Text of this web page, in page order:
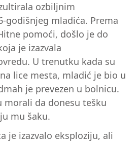
ozbiljnim
godišnjeg mladića. Prema
pomoći, došlo je do
je izazvala
U trenutku kada su
lice mesta, mladić je bio u
je prevezen u bolnicu.
morali da donesu tešku
mu šaku.
je izazvalo eksploziju, ali